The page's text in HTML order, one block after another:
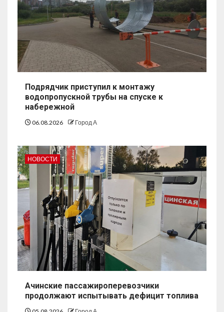
Подрядчик приступил к монтажу
водопропускной трубы на спуске к
набережной
06.08.2026 Город А
НОВОСТИ
Ачинские пассажироперевозчики
продолжают испытывать дефицит топлива